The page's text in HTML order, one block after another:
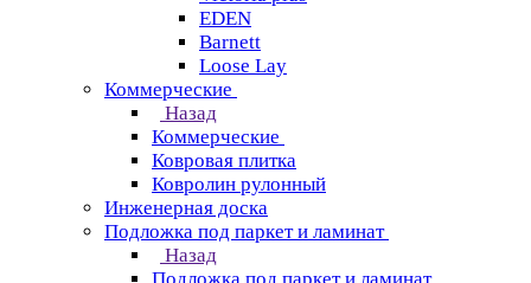
EDEN
Barnett
Loose Lay
Коммерческие
Назад
Коммерческие
Ковровая плитка
Ковролин рулонный
Инженерная доска
Подложка под паркет и ламинат
Назад